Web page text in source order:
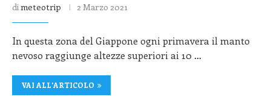
dimeteotrip 2 Marzo 2021
In questa zona del Giappone ogni primavera il manto
nevoso raggiunge altezze superiori ai 10 …
VAI ALL'ARTICOLO